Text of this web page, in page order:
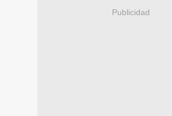
Publicidad